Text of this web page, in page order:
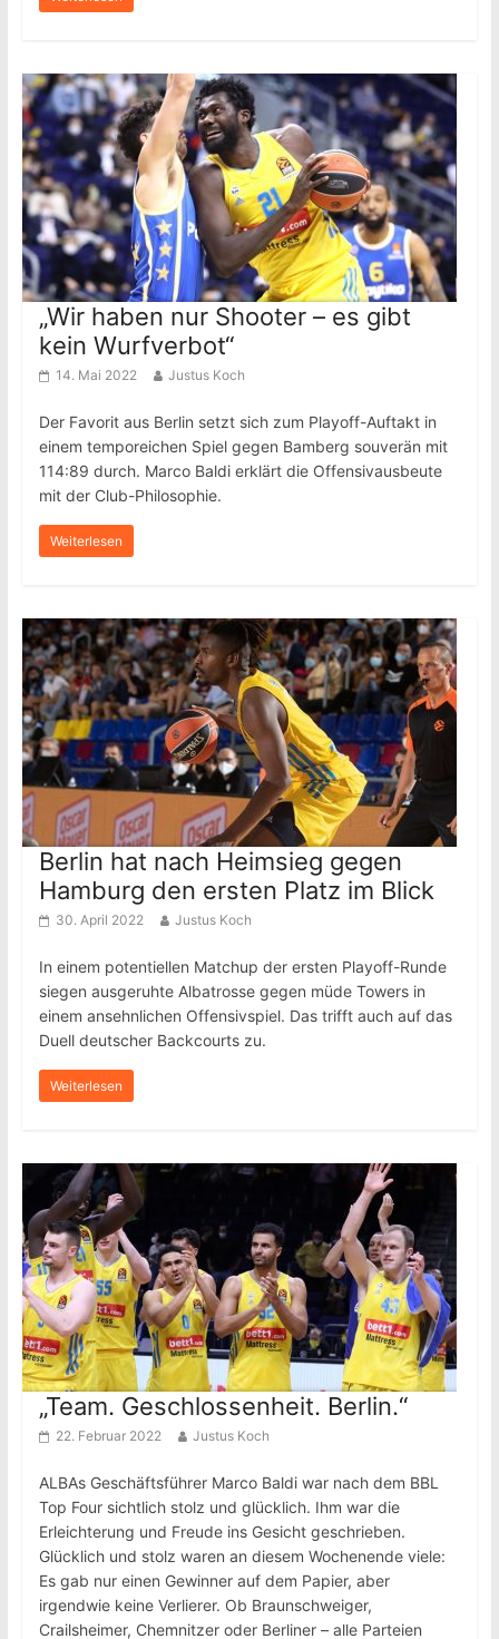
„Wir haben nur Shooter – es gibt
kein Wurfverbot“
14. Mai 2022 Justus Koch
Der Favorit aus Berlin setzt sich zum Playoff-Auftakt in
einem temporeichen Spiel gegen Bamberg souverän mit
114:89 durch. Marco Baldi erklärt die Offensivausbeute
mit der Club-Philosophie.
Weiterlesen
Berlin hat nach Heimsieg gegen
Hamburg den ersten Platz im Blick
30. April 2022 Justus Koch
In einem potentiellen Matchup der ersten Playoff-Runde
siegen ausgeruhte Albatrosse gegen müde Towers in
einem ansehnlichen Offensivspiel. Das trifft auch auf das
Duell deutscher Backcourts zu.
Weiterlesen
„Team. Geschlossenheit. Berlin.“
22. Februar 2022 Justus Koch
ALBAs Geschäftsführer Marco Baldi war nach dem BBL
Top Four sichtlich stolz und glücklich. Ihm war die
Erleichterung und Freude ins Gesicht geschrieben.
Glücklich und stolz waren an diesem Wochenende viele:
Es gab nur einen Gewinner auf dem Papier, aber
irgendwie keine Verlierer. Ob Braunschweiger,
Crailsheimer, Chemnitzer oder Berliner – alle Parteien